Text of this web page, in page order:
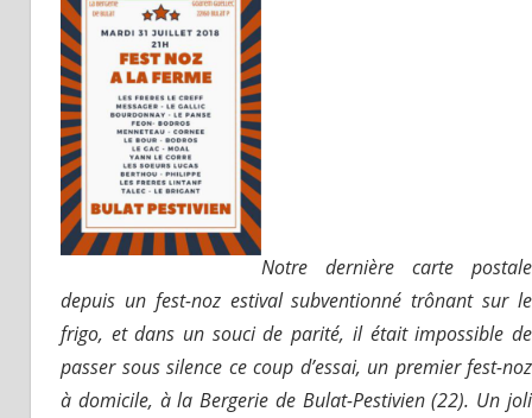
Notre dernière carte postale
depuis un fest-noz estival subventionné trônant sur le
frigo, et dans un souci de parité, il était impossible de
passer sous silence ce coup d’essai, un premier fest-noz
à domicile, à la Bergerie de Bulat-Pestivien (22). Un joli